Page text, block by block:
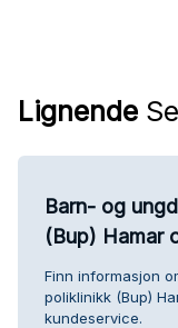
Lignende
Barn- og
(Bup) Hamar
Finn informasjon
poliklinikk (Bup)
kundeservice.